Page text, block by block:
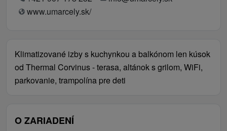
www.umarcely.sk/
Klimatizované izby s kuchynkou a balkónom len kúsok
od Thermal Corvinus - terasa, altánok s grilom, WiFi,
parkovanie, trampolína pre deti
O ZARIADENÍ